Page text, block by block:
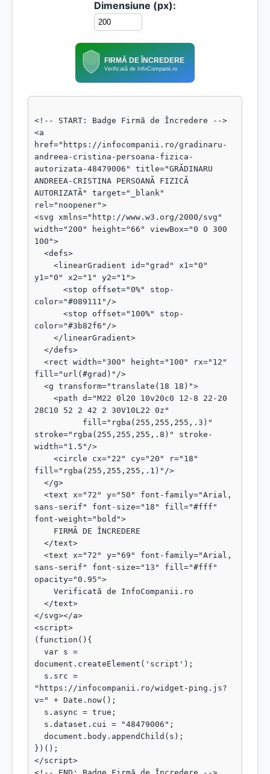
Dimensiune (px):
FIRMĂ DE ÎNCREDERE
Verificată de InfoCompanii.ro
<!-- START: Badge Firmă de Încredere -->
<a
href="https://infocompanii.ro/gradinaru-
andreea-cristina-persoana-fizica-
autorizata-48479006" title="GRĂDINARU
ANDREEA-CRISTINA PERSOANĂ FIZICĂ
AUTORIZATĂ" target="_blank"
rel="noopener">
<svg xmlns="http://www.w3.org/2000/svg"
width="200" height="66" viewBox="0 0 300
100">
y1="0" x2="1" y2="1">
color="#089111"/>
color="#3b82f6"/>
fill="url(#grad)"/>
28C10 52 2 42 2 30V10L22 0z"
stroke="rgba(255,255,255,.8)" stroke-
width="1.5"/>
fill="rgba(255,255,255,.1)"/>
sans-serif" font-size="18" fill="#fff"
font-weight="bold">
sans-serif" font-size="13" fill="#fff"
opacity="0.95">
</svg></a>
<script>
(function(){
document.createElement('script');
"https://infocompanii.ro/widget-ping.js?
v=" + Date.now();
})();
</script>